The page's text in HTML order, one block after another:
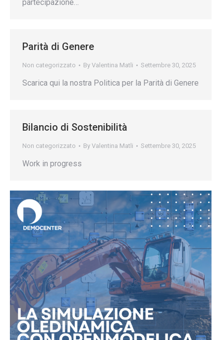
partecipazione…
Parità di Genere
Non categorizzato By Valentina Matli Settembre 30, 2025
Scarica qui la nostra Politica per la Parità di Genere
Bilancio di Sostenibilità
Non categorizzato By Valentina Matli Settembre 30, 2025
Work in progress